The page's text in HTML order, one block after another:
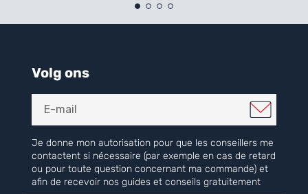
Volg ons
Je donne mon autorisation pour que les conseillers me
contactent si nécessaire (par exemple en cas de retard
ou pour toute question concernant ma commande) et
afin de recevoir nos guides et conseils gratuitement